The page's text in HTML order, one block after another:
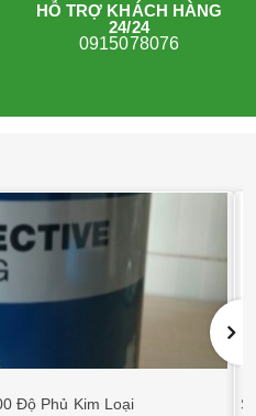
HỖ TRỢ KHÁCH HÀNG
24/24
0915078076
Độ Phủ Kim Loại